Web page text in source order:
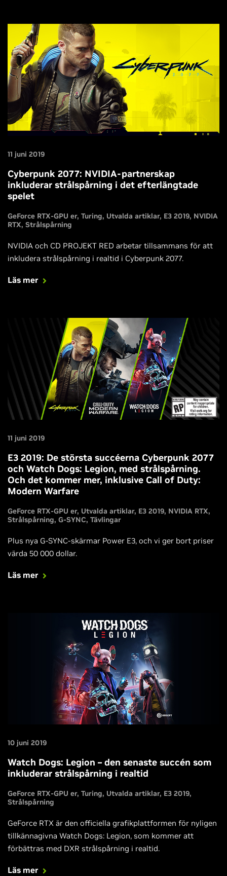
11 juni 2019
Cyberpunk 2077: NVIDIA-partnerskap
inkluderar strålspårning i det efterlängtade
spelet
GeForce RTX-GPU er Turing Utvalda artiklar E3 2019 NVIDIA
RTX Strålspårning
NVIDIA och CD PROJEKT RED arbetar tillsammans för att
inkludera strålspårning i realtid i Cyberpunk 2077.
Läs mer
11 juni 2019
E3 2019: De största succéerna Cyberpunk 2077
och Watch Dogs: Legion, med strålspårning.
Och det kommer mer, inklusive Call of Duty:
Modern Warfare
GeForce RTX-GPU er Utvalda artiklar E3 2019 NVIDIA RTX
Strålspårning G-SYNC Tävlingar
Plus nya G-SYNC-skärmar Power E3, och vi ger bort priser
värda 50 000 dollar.
Läs mer
10 juni 2019
Watch Dogs: Legion – den senaste succén som
inkluderar strålspårning i realtid
GeForce RTX-GPU er Turing Utvalda artiklar E3 2019
Strålspårning
GeForce RTX är den officiella grafikplattformen för nyligen
tillkännagivna Watch Dogs: Legion, som kommer att
förbättras med DXR strålspårning i realtid.
Läs mer